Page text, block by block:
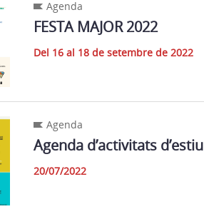
Agenda
FESTA MAJOR 2022
Del 16 al 18 de setembre de 2022
Agenda
Agenda d’activitats d’estiu
20/07/2022